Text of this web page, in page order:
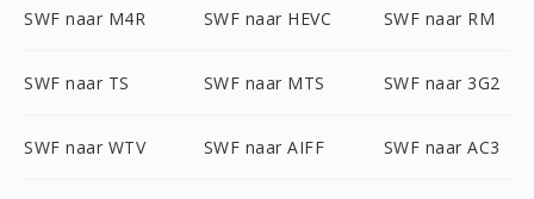
SWF naar M4R SWF naar HEVC SWF naar RM
SWF naar TS SWF naar MTS SWF naar 3G2
SWF naar WTV SWF naar AIFF SWF naar AC3